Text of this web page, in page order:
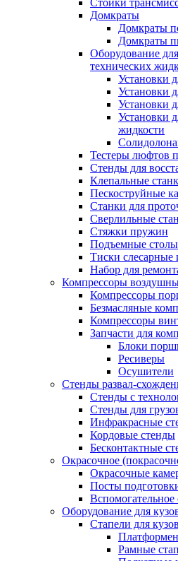
Стойки
Домкраты
Домкраты
Домкраты
Оборудование
технических
Установки
Установки
Установки
Установки
жидкости
Тестеры люфтов
Стенды для
Клепальные
Пескоструйные
Станки для
Сверлильные
Стяжки пружин
Подъемные столы
Тиски слесарные
Набор для
Компрессоры
Компрессоры
Безмасляные
Компрессоры
Запчасти для
Блоки
Ресиверы
Осушители
Стенды развал-
Стенды с
Стенды для
Инфракрасные
Кордовые стенды
Бесконтактные
Окрасочное
Окрасочные
Посты
Вспомогательное
Оборудование для
Стапели для
Рамные